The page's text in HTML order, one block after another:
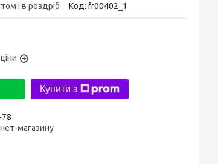
і в роздріб Код: fr00402_1
Купити з
78
магазину